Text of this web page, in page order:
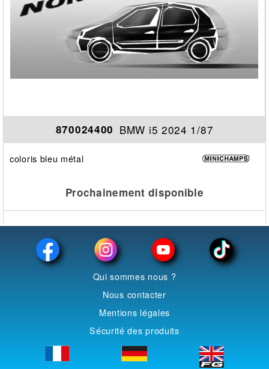
870024400 BMW i5 2024 1/87
coloris bleu métal
Prochainement disponible
Qui sommes nous ?
Nous contacter
Mentions légales
Sécurité des produits